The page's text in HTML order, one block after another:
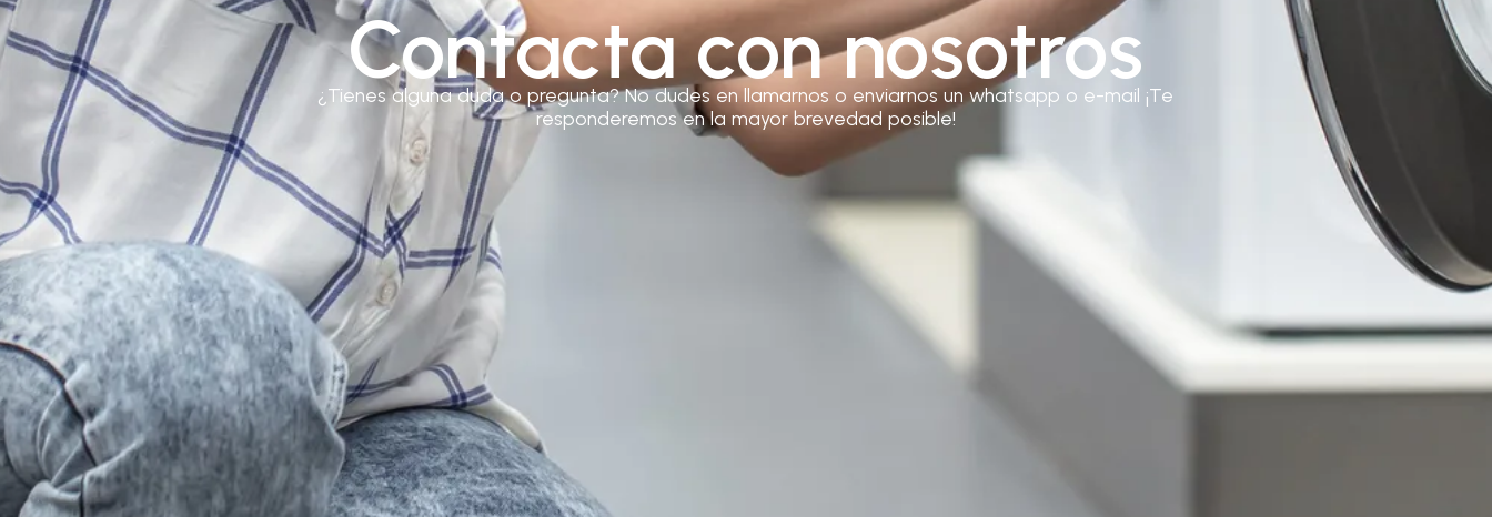
Contacta con nosotros
¿Tienes alguna duda o pregunta? No dudes en llamarnos o enviarnos un whatsapp o e-mail ¡Te
responderemos en la mayor brevedad posible!